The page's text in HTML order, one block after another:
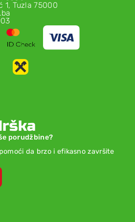
1, Tuzla 75000
porudžbine?
da brzo i efikasno završite